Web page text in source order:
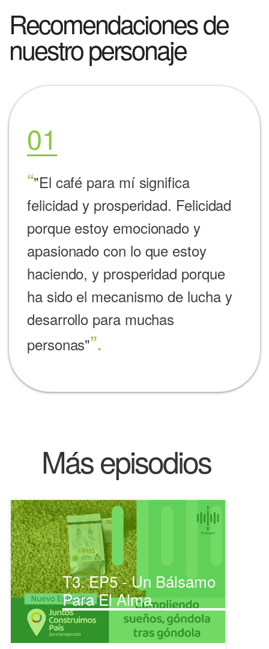
Recomendaciones de
nuestro personaje
01
"El café para mí significa
felicidad y prosperidad. Felicidad
porque estoy emocionado y
apasionado con lo que estoy
haciendo, y prosperidad porque
ha sido el mecanismo de lucha y
desarrollo para muchas
personas"
Más episodios
T3. EP5 - Un Bálsamo
Para El Alma